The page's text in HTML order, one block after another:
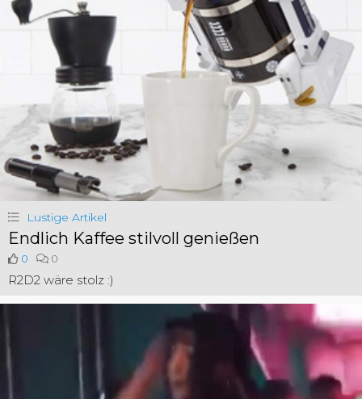
Lustige Artikel
Endlich Kaffee stilvoll genießen
0 0
R2D2 wäre stolz :)